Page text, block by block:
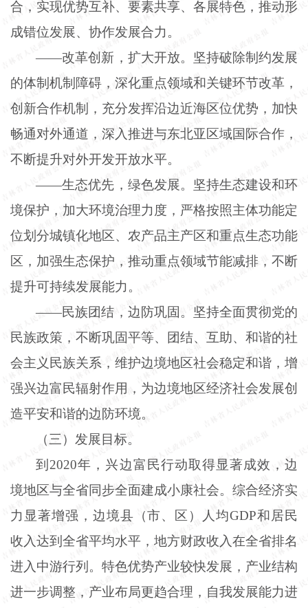
合，实现优势互补、要素共享、各展特色，推动形
成错位发展、协作发展合力。
——改革创新，扩大开放。坚持破除制约发展
的体制机制障碍，深化重点领域和关键环节改革，
创新合作机制，充分发挥沿边近海区位优势，加快
畅通对外通道，深入推进与东北亚区域国际合作，
不断提升对外开发开放水平。
——生态优先，绿色发展。坚持生态建设和环
境保护，加大环境治理力度，严格按照主体功能定
位划分城镇化地区、农产品主产区和重点生态功能
区，加强生态保护，推动重点领域节能减排，不断
提升可持续发展能力。
——民族团结，边防巩固。坚持全面贯彻党的
民族政策，不断巩固平等、团结、互助、和谐的社
会主义民族关系，维护边境地区社会稳定和谐，增
强兴边富民辐射作用，为边境地区经济社会发展创
造平安和谐的边防环境。
（三）发展目标。
到 2020年，兴边富民行动取得显著成效，边
境地区与全省同步全面建成小康社会。综合经济实
力显著增强，边境县（市、区）人均GDP和居民
收入达到全省平均水平，地方财政收入在全省排名
进入中游行列。特色优势产业较快发展，产业结构
进一步调整，产业布局更趋合理，自我发展能力进